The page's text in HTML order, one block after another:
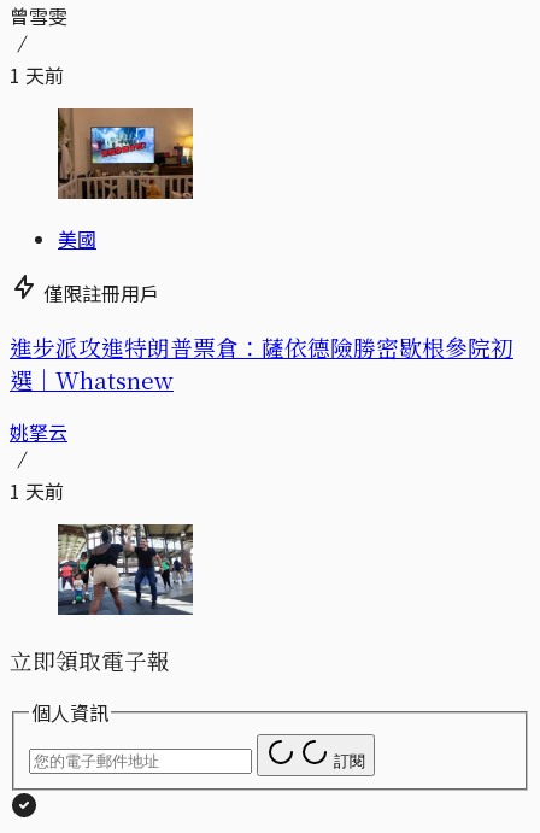
曾雪雯
1 天前
美國
僅限註冊用戶
進步派攻進特朗普票倉：薩依德險勝密歇根參院初
選｜Whatsnew
姚拏云
1 天前
立即領取電子報
個人資訊
訂閱